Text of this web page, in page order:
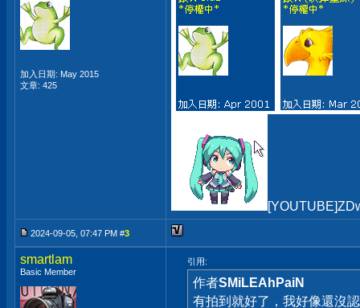
加入日期: May 2015
文章: 425
2024-09-05, 07:47 PM #3
smartlam
Basic Member
引用:
作者SMiLEAhPaiN
有拍到就好了，我好像還沒